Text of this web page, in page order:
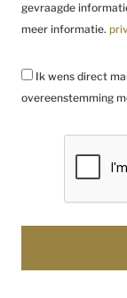
gevraagde
meer informatie.
Ik wens direct
overeenstemming